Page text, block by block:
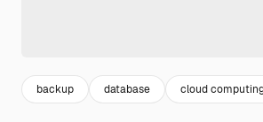
backup database cloud